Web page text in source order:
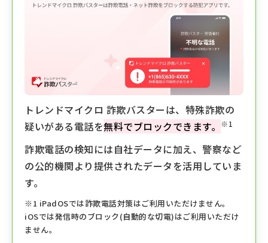
トレンドマイクロ 詐欺バスターは、特殊詐欺の
疑いがある電話を無料でブロックできます。 ※1
詐欺電話の検知には自社データに加え、警察など
の公的機関より提供されたデータを活用していま
す。
※1 iPadOSでは詐欺電話対策はご利用いただけません。
iOSでは発信時のブロック(自動的な切電)はご利用いただけ
ません。